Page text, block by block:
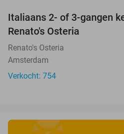
Italiaans 2- of 3-gangen
Renato's Osteria
Renato's Osteria
Amsterdam
Verkocht: 754